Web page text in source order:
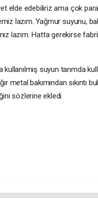
elde edebiliriz ama çok
lazım. Yağmur suyunu,
lazım. Hatta gerekirse
suyun tarımda
metal bakımından sıkıntı
sözlerine ekledi.